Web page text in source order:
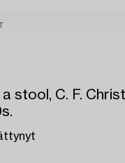
a stool, C. F.